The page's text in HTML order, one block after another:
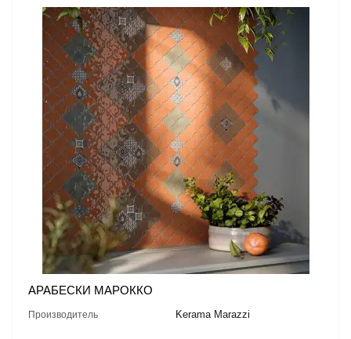
АРАБЕСКИ МАРОККО
Производитель Kerama Marazzi